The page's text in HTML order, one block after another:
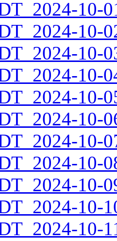
10-
10-
10-
10-
10-
10-
10-
10-
10-
10-
10-